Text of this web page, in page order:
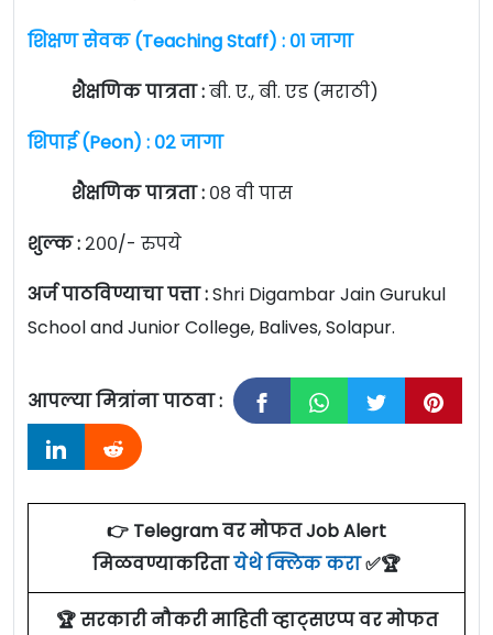
शिक्षण सेवक (Teaching Staff) : ०१ जागा
शैक्षणिक पात्रता :बी. ए., बी. एड (मराठी)
शिपाई (Peon) : ०२ जागा
शैक्षणिक पात्रता : ०८ वी पास
शुल्क : २००/- रुपये
अर्ज पाठविण्याचा पत्ता :Shri Digambar Jain Gurukul
School and Junior College, Balives, Solapur.
आपल्या मित्रांना पाठवा :
👉 Telegram वर मोफत Job Alert
मिळवण्याकरितायेथे क्लिक करा✅🏆
🏆 सरकारी नौकरी माहिती व्हाट्सएप्प वर मोफत